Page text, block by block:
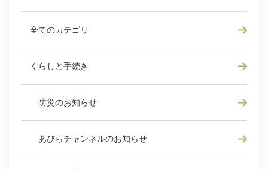
全てのカテゴリ
くらしと手続き
防災のお知らせ
あびらチャンネルのお知らせ